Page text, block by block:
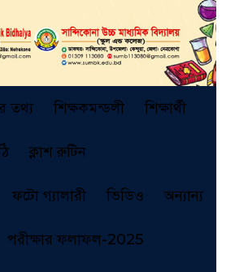
তথ্য শিক্ষকমন্ডলী শিক্ষার্থী
ক্লাশ রুটিন
ফটো গ্যালারী ভিডিও অন্যান্য
পরীক্ষার ফলাফল-2025